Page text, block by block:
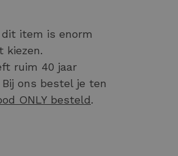
dit item is enorm
kiezen.
ruim 40 jaar
ons bestel je ten
ONLY besteld.